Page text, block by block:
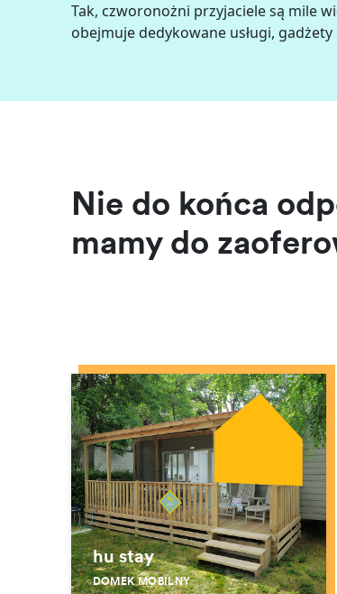
Tak, czworonożni przyjaciele są mile
obejmuje dedykowane usługi,
Nie do końca
mamy do
hu stay
DOMEK MOBILNY